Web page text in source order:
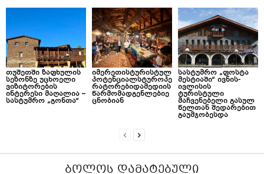
თუშეთში ზაფხულის
სეზონზე უცხოელი
ვიზიტორების
ინტერესი მაღალია –
სასტუმრო „გონთა“
იმერეთისტურისტულ
პოტენციალსტუროპე
რატორებიდამედიის
წარმომადგენლებიე
ცნობიან
სასტუმრო „ფოსტა
მესტიაში“ ივნის-
ივლისის
ტურისტული
მაჩვენებელი გასულ
წელთან შედარებით
გაუმჯობესდა
ᲑᲝᲚᲝᲡ ᲓᲐᲛᲐᲢᲔᲑᲣᲚᲘ